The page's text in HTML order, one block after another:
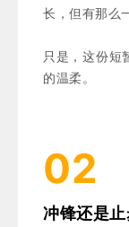
长，但有那么
只是，这份短
的温柔。
02
冲锋还是止